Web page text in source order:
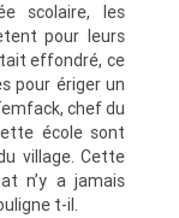
scolaire, les
pour leurs
effondré, ce
pour ériger un
chef du
école sont
village. Cette
n’y a jamais
t-il.